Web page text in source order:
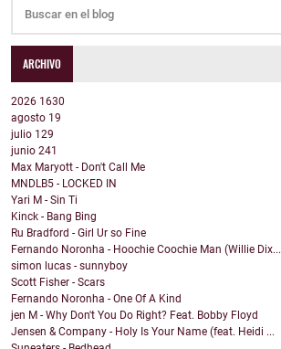
ARCHIVO
2026 1630
agosto 19
julio 129
junio 241
Max Maryott - Don't Call Me
MNDLB5 - LOCKED IN
Yari M - Sin Ti
Kinck - Bang Bing
Ru Bradford - Girl Ur so Fine
Fernando Noronha - Hoochie Coochie Man (Willie Dix...
simon lucas - sunnyboy
Scott Fisher - Scars
Fernando Noronha - One Of A Kind
jen M - Why Don't You Do Right? Feat. Bobby Floyd
Jensen & Company - Holy Is Your Name (feat. Heidi ...